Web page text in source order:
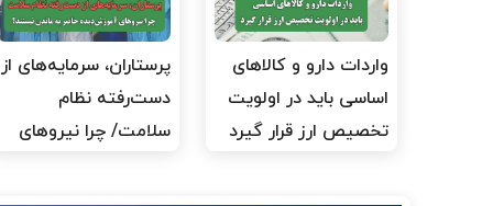
واردات دارو و کالاهای
اساسی باید در اولویت
تخصیص ارز قرار گیرد
پرستاران، سرمایه‌های از
دست‌رفته نظام
سلامت/ چرا نیروهای